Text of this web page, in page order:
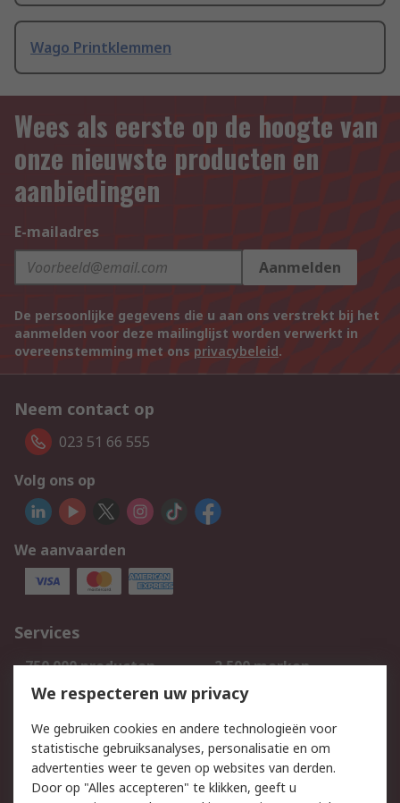
Wago Printklemmen
Wees als eerste op de hoogte van
onze nieuwste producten en
aanbiedingen
E-mailadres
Aanmelden
De persoonlijke gegevens die u aan ons verstrekt bij het
aanmelden voor deze mailinglijst worden verwerkt in
overeenstemming met ons privacybeleid.
Neem contact op
023 51 66 555
Volg ons op
We aanvaarden
Services
750.000 producten
2.500 merken
Bestellen
Inkoopoplossingen
Track & Trace
Wettelijk
We respecteren uw privacy
We gebruiken cookies en andere technologieën voor
statistische gebruiksanalyses, personalisatie en om
advertenties weer te geven op websites van derden.
Door op "Alles accepteren" te klikken, geeft u